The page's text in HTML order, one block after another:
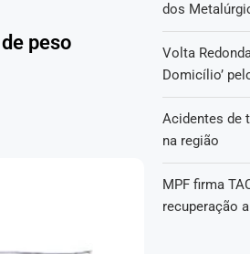
peso
dos
Volta
Domicílio’
Acidentes de
na região
MPF firma
recuperação